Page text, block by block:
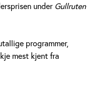
underGullruten
programmer,
mest kjent fra